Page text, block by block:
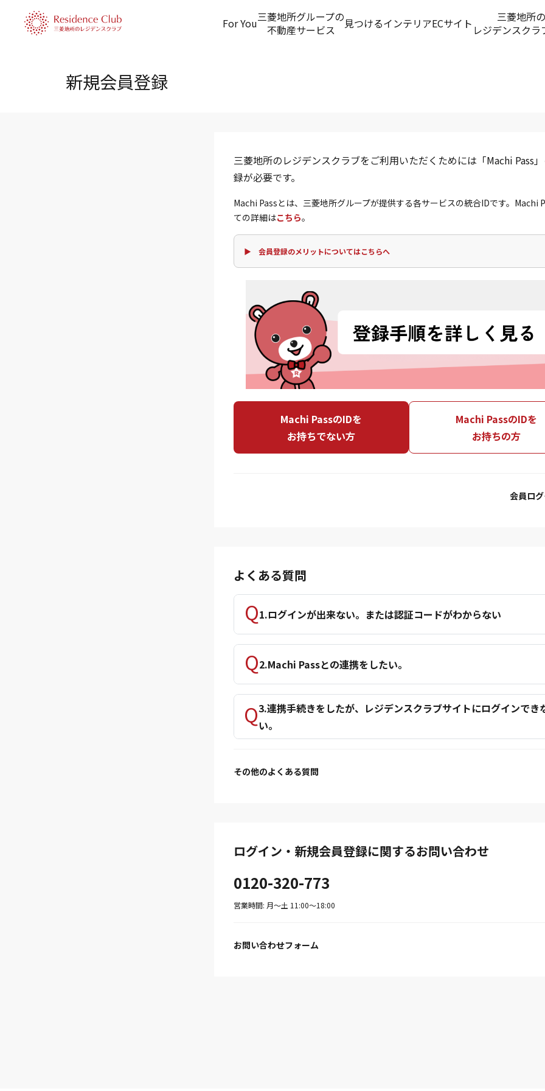
For You三菱地所グループの
不動産サービス
見つけるインテリアECサイト
三菱地所の
レジデンスクラ
新規会員登録
三菱地所のレジデンスクラブをご利用いただくためには「Machi Pass
録が必要です。
Machi Passとは、三菱地所グループが提供する各サービスの統合IDです。Machi
ての詳細はこちら。
▶ 会員登録のメリットについてはこちらへ
Machi PassのIDを
お持ちでない方
Machi PassのIDを
お持ちの方
会員ロ
よくある質問
1.ログインが出来ない。または認証コードがわからない
2.Machi Passとの連携をしたい。
3.連携手続きをしたが、レジデンスクラブサイトにログインでき
い。
その他のよくある質問
ログイン・新規会員登録に関するお問い合わせ
0120-320-773
営業時間: 月〜土 11:00〜18:00
お問い合わせフォーム